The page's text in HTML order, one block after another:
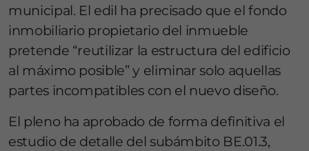
municipal. El edil ha precisado que el fondo
inmobiliario propietario del inmueble
pretende “reutilizar la estructura del edificio
al máximo posible” y eliminar solo aquellas
partes incompatibles con el nuevo diseño.
El pleno ha aprobado de forma definitiva el
estudio de detalle del subámbito BE.01.3,